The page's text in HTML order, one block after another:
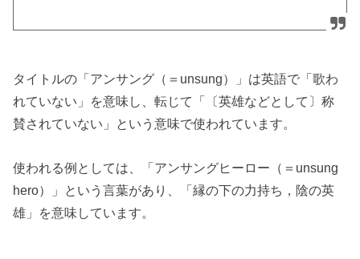
タイトルの「アンサング（＝unsung）」は英語で「歌わ
れていない」を意味し、転じて「〔英雄などとして〕称
賛されていない」という意味で使われています。
使われる例としては、「アンサングヒーロー（＝unsung
hero）」という言葉があり、「縁の下の力持ち，陰の英
雄」を意味しています。